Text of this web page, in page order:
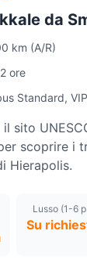
da
km (A/R)
ore
Standard, VIP
sito
scoprire i
Hierapolis.
Lusso (1-6
Su